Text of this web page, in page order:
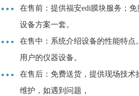
在售前：提供福安edi膜块服务；
设备方案一套。
在售中：系统介绍设备的性能特点
用户的仪器设备。
在售后：免费送货，提供现场技术
维护，如遇到问题，